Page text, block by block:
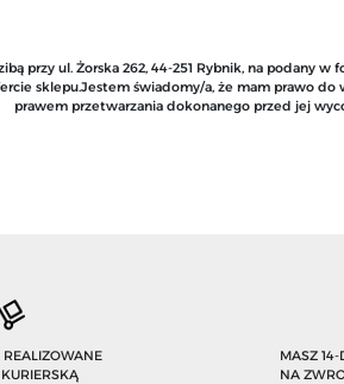
przy ul. Żorska 262, 44-251 Rybnik, na
sklepu.Jestem świadomy/a, że mam prawo
prawem przetwarzania dokonanego przed jej
MASZ
NA